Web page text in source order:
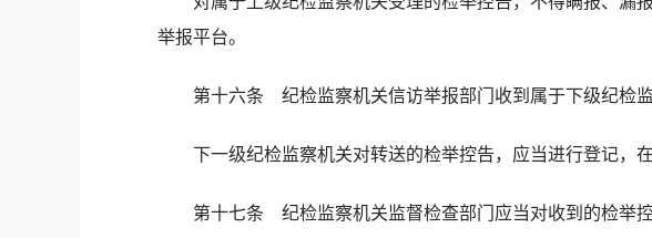
举报平台。
第十六条 纪检监察机关信访举报部门收到属于下级纪检监
下一级纪检监察机关对转送的检举控告，应当进行登记，在
第十七条 纪检监察机关监督检查部门应当对收到的检举控